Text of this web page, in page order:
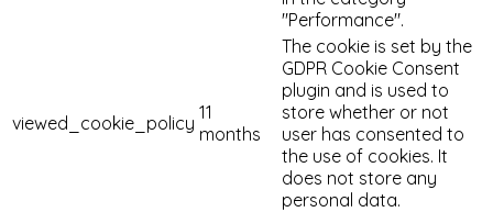
"Performance".
viewed_cookie_policy 11
months
The cookie is set by the
GDPR Cookie Consent
plugin and is used to
store whether or not
user has consented to
the use of cookies. It
does not store any
personal data.